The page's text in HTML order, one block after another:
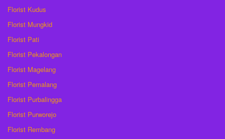
Florist Kudus
Florist Mungkid
Florist Pati
Florist Pekalongan
Florist Magelang
Florist Pemalang
Florist Purbalingga
Florist Purworejo
Florist Rembang